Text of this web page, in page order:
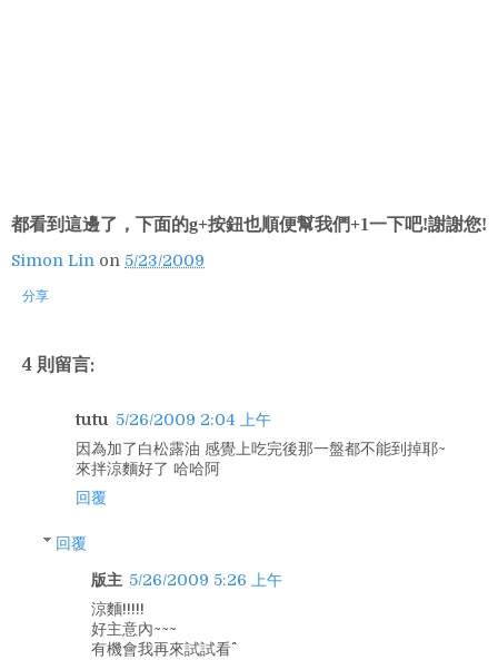
都看到這邊了，下面的g+按鈕也順便幫我們+1一下吧!謝謝您!
Simon Lin on 5/23/2009
分享
4 則留言:
tutu 5/26/2009 2:04 上午
因為加了白松露油 感覺上吃完後那一盤都不能到掉耶~
來拌涼麵好了 哈哈阿
回覆
回覆
版主 5/26/2009 5:26 上午
涼麵!!!!!
好主意內~~~
有機會我再來試試看^^